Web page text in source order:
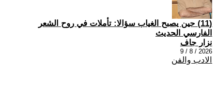
(11) حين يصبح الغياب سؤالا: تأملات في روح الشعر
الفارسي الحديث
نزار جاف
2026 / 8 / 9
الادب والفن